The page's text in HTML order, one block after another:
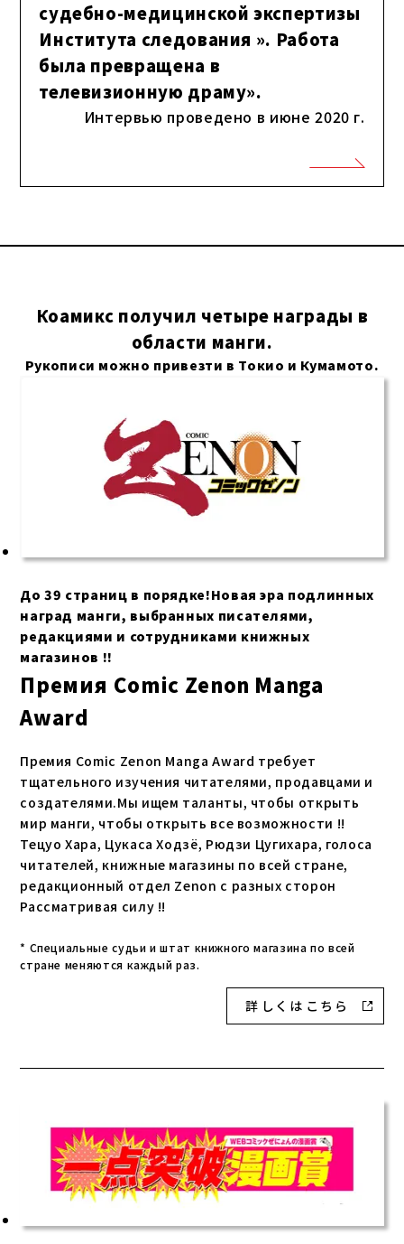
судебно-медицинской экспертизы
Института следования ». Работа
была превращена в
телевизионную драму».
Интервью проведено в июне 2020 г.
Коамикс получил четыре награды в
области манги.
Рукописи можно привезти в Токио и Кумамото.
До 39 страниц в порядке!Новая эра подлинных
наград манги, выбранных писателями,
редакциями и сотрудниками книжных
магазинов !!
Премия Comic Zenon Manga
Award
Премия Comic Zenon Manga Award требует
тщательного изучения читателями, продавцами и
создателями.Мы ищем таланты, чтобы открыть
мир манги, чтобы открыть все возможности !!
Тецуо Хара, Цукаса Ходзё, Рюдзи Цугихара, голоса
читателей, книжные магазины по всей стране,
редакционный отдел Zenon с разных сторон
Рассматривая силу !!
* Специальные судьи и штат книжного магазина по всей
стране меняются каждый раз.
詳 し く は こ ち ら